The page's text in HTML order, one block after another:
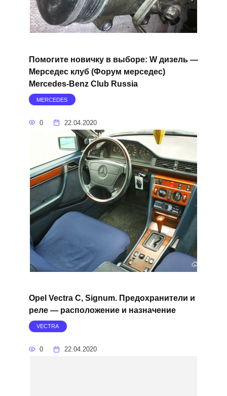
Помогите новичку в выборе: W дизель —
Мерседес клуб (Форум мерседес)
Mercedes-Benz Club Russia
MERCEDES
0 22.04.2020
Opel Vectra C, Signum. Предохранители и
реле — расположение и назначение
VECTRA
0 22.04.2020